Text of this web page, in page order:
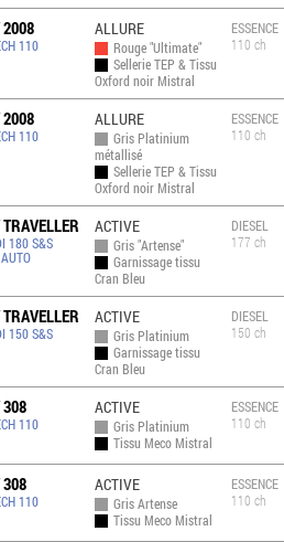
2008
110
ALLURE
Rouge "Ultimate"
Sellerie TEP & Tissu
Oxford noir Mistral
ESSENCE
110 ch
2008
110
ALLURE
Gris Platinium
métallisé
Sellerie TEP & Tissu
Oxford noir Mistral
ESSENCE
110 ch
TRAVELLER
180 S&S
ACTIVE
Gris "Artense"
Garnissage tissu
Cran Bleu
DIESEL
177 ch
TRAVELLER
150 S&S
ACTIVE
Gris Platinium
Garnissage tissu
Cran Bleu
DIESEL
150 ch
308
110
ACTIVE
Gris Platinium
Tissu Meco Mistral
ESSENCE
110 ch
308
110
ACTIVE
Gris Artense
Tissu Meco Mistral
ESSENCE
110 ch